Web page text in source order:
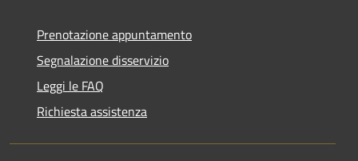
Prenotazione appuntamento
Segnalazione disservizio
Leggi le FAQ
Richiesta assistenza